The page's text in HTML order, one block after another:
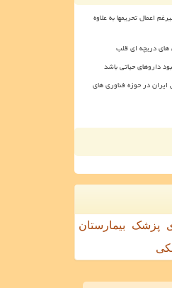
اعمال تحریمها به علاوه
دریچه ای قلب
داروهای حیاتی باشد
در حوزه فناوری های
پزشک
بیمارستان